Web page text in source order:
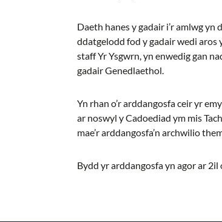
Daeth hanes y gadair i’r amlwg yn
ddatgelodd fod y gadair wedi aros
staff Yr Ysgwrn, yn enwedig gan
gadair Genedlaethol.
Yn rhan o’r arddangosfa ceir yr
ar noswyl y Cadoediad ym mis
mae’r arddangosfa’n archwilio
Bydd yr arddangosfa yn agor ar